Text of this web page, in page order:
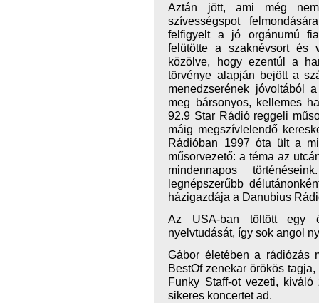
Aztán jött, ami még
szívességspot
felfigyelt a jó orgánumú
felütötte a szaknévsort és
közölve, hogy ezentúl a
törvénye alapján bejött a
menedzserének jóvoltából
meg bársonyos, kellemes
92.9 Star Rádió reggeli
máig megszívlelendő
Rádióban 1997 óta ült a
műsorvezető: a téma az
mindennapos
legnépszerűbb
házigazdája a Danubius
Az USA-ban töltött egy
nyelvtudását, így sok angol
Gábor életében a rádiózás
BestOf zenekar örökös
Funky Staff-ot vezeti,
sikeres koncertet ad.